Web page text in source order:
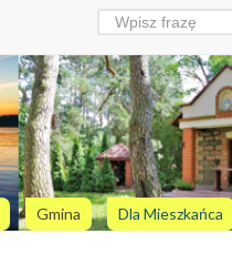
Gmina Dla Mieszkańca